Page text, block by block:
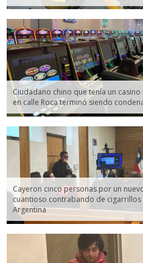
Ciudadano chino que tenía un
en calle Roca terminó siendo
Cayeron cinco personas por un
cuantioso contrabando de cigarrillos
Argentina